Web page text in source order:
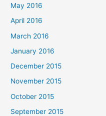
May 2016
April 2016
March 2016
January 2016
December 2015
November 2015
October 2015
September 2015